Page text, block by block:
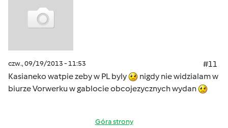
czw., 09/19/2013 - 11:53
#11
Kasianeko watpie zeby w PL byly
nigdy nie widzialam w
biurze Vorwerku w gablocie obcojezycznych wydan
Góra strony